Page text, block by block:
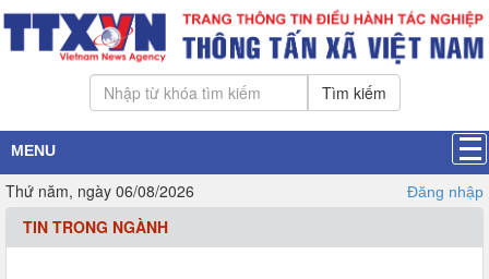
Tìm kiếm
MENU
Thứ năm, ngày 06/08/2026 Đăng nhập
TIN TRONG NGÀNH